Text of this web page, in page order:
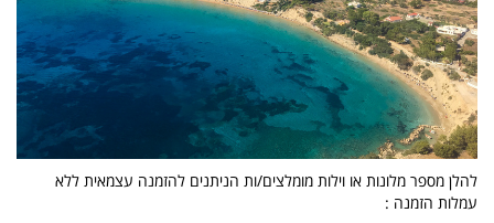
להלן מספר מלונות או וילות מומלצים/ות הניתנים להזמנה עצמאית ללא
עמלות הזמנה :